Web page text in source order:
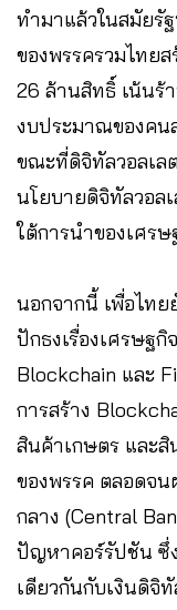
ทำมาแล้วในสมัยรั
ของพรรครวมไทย
26 ล้านสิทธิ์ เน้นร้
งบประมาณของคน
ขณะที่ดิจิทัลวอลเล
นโยบายดิจิทัลวอล
ใต้การนำของเศร
นอกจากนี้ เพื่อไทย
ปักธงเรื่องเศรษฐ
Blockchain และ
การสร้าง
สินค้าเกษตร และ
ของพรรค ตลอดจน
กลาง (Central
ปัญหาคอร์รัปชัน ซึ่
เดียวกันกับเงินดิจิ